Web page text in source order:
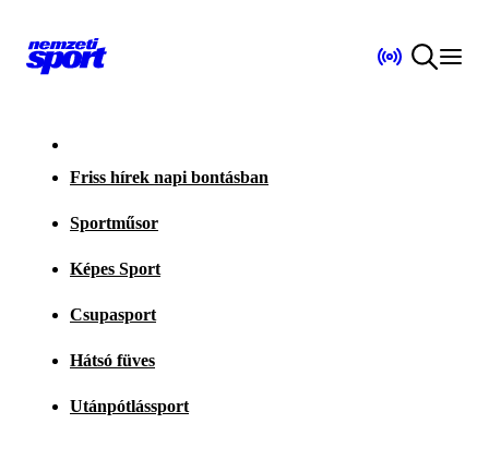
Friss hírek napi bontásban
Sportműsor
Képes Sport
Csupasport
Hátsó füves
Utánpótlássport